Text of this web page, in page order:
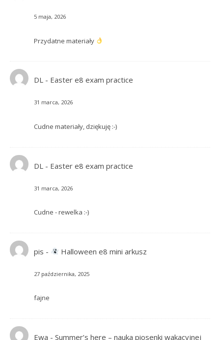
5 maja, 2026
Przydatne materiały
DL- Easter e8 exam practice
31 marca, 2026
Cudne materiały, dziękuję :-)
DL - Easter e8 exam practice
31 marca, 2026
Cudne - rewelka :-)
pis - Halloween e8 mini arkusz
27 października, 2025
fajne
Ewa - Summer’s here – nauka piosenki wakacyjnej